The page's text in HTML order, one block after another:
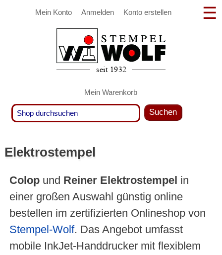
Mein Konto Anmelden Konto erstellen
Mein Warenkorb
Suchen
Elektrostempel
Colopund Reiner Elektrostempel in
einer großen Auswahl günstig online
bestellen im zertifizierten Onlineshop von
Stempel-Wolf. Das Angebot umfasst
mobile InkJet-Handdrucker mit flexiblem